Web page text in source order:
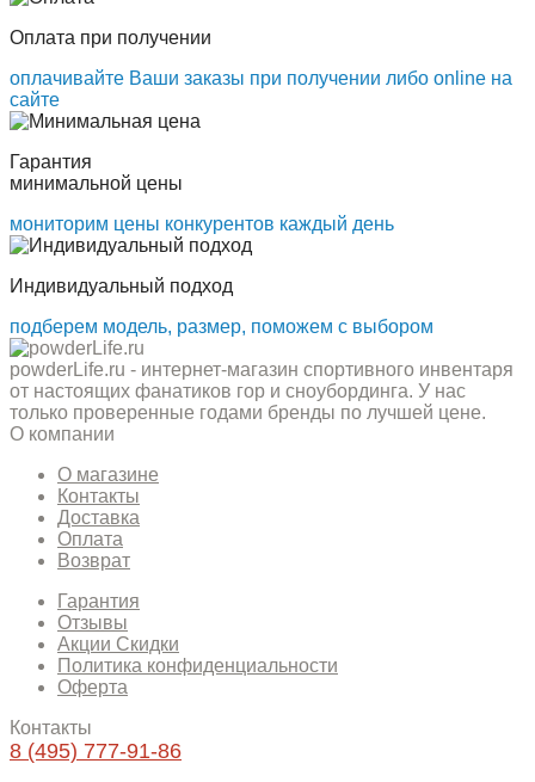
Оплата при получении
оплачивайте Ваши заказы при получении либо online на
сайте
Гарантия
минимальной цены
мониторим цены конкурентов каждый день
Индивидуальный подход
подберем модель, размер, поможем с выбором
powderLife.ru - интернет-магазин спортивного инвентаря
от настоящих фанатиков гор и сноубординга. У нас
только проверенные годами бренды по лучшей цене.
О компании
О магазине
Контакты
Доставка
Оплата
Возврат
Гарантия
Отзывы
Акции Скидки
Политика конфиденциальности
Оферта
Контакты
8 (495) 777-91-86